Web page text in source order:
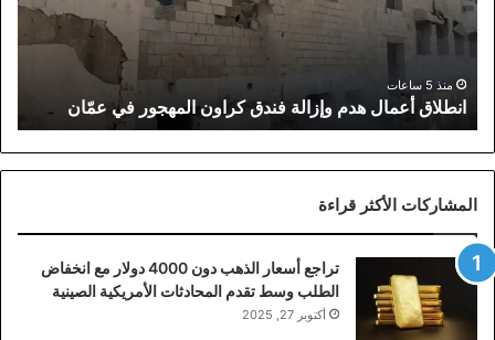
كراون
المهجور
عمّانمنذ 5 ساعات
انطلاق أعمال هدم وإزالة فندق كراون المهجور في عمّان
المشاركات الأكثر قراءة
تراجع أسعار الذهب دون 4000 دولار مع انخفاض
الطلب وسط تقدم المحادثات الأمريكية الصينية
أكتوبر 27, 2025